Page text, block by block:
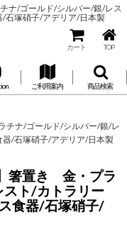
ナ/ゴールド/シルバー/銀/レス
/石塚硝子/アデリア/日本製
カート TOP
ご利用案内 商品検索
チナ/ゴールド/シルバー/銀/レ
/石塚硝子/アデリア/日本製
箸置き 金・プラ
ト/カトラリー
食器/石塚硝子/